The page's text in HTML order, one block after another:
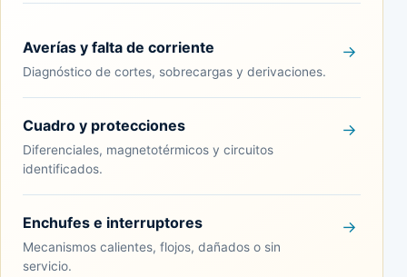
Averías y falta de corriente
Diagnóstico de cortes, sobrecargas y derivaciones.
Cuadro y protecciones
Diferenciales, magnetotérmicos y circuitos
identificados.
Enchufes e interruptores
Mecanismos calientes, flojos, dañados o sin
servicio.